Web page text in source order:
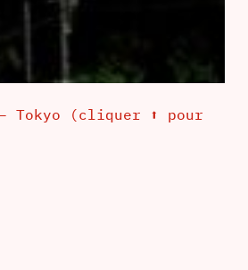
– Tokyo (cliquer ⬆ pour